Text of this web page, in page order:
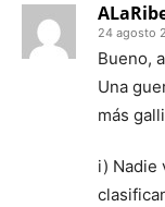
24 agosto
Bueno,
Una
más
i) Nadie